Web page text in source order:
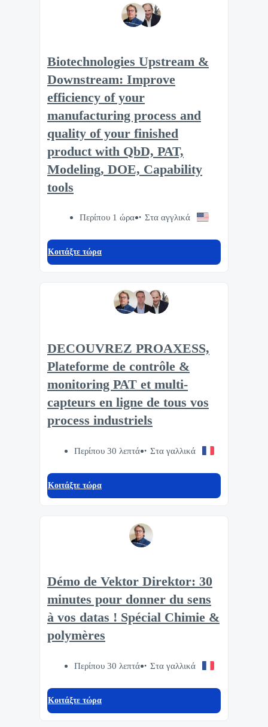
Biotechnologies Upstream &
Downstream: Improve
efficiency of your
manufacturing process and
quality of your finished
product with QbD, PAT,
Modeling, DOE, Capability
tools
Περίπου 1 ώρα Στα αγγλικά
Κοιτάξτε τώρα
DECOUVREZ PROAXESS,
Plateforme de contrôle &
monitoring PAT et multi-
capteurs en ligne de tous vos
process industriels
Περίπου 30 λεπτά Στα γαλλικά
Κοιτάξτε τώρα
Démo de Vektor Direktor: 30
minutes pour donner du sens
à vos datas ! Spécial Chimie &
polymères
Περίπου 30 λεπτά Στα γαλλικά
Κοιτάξτε τώρα